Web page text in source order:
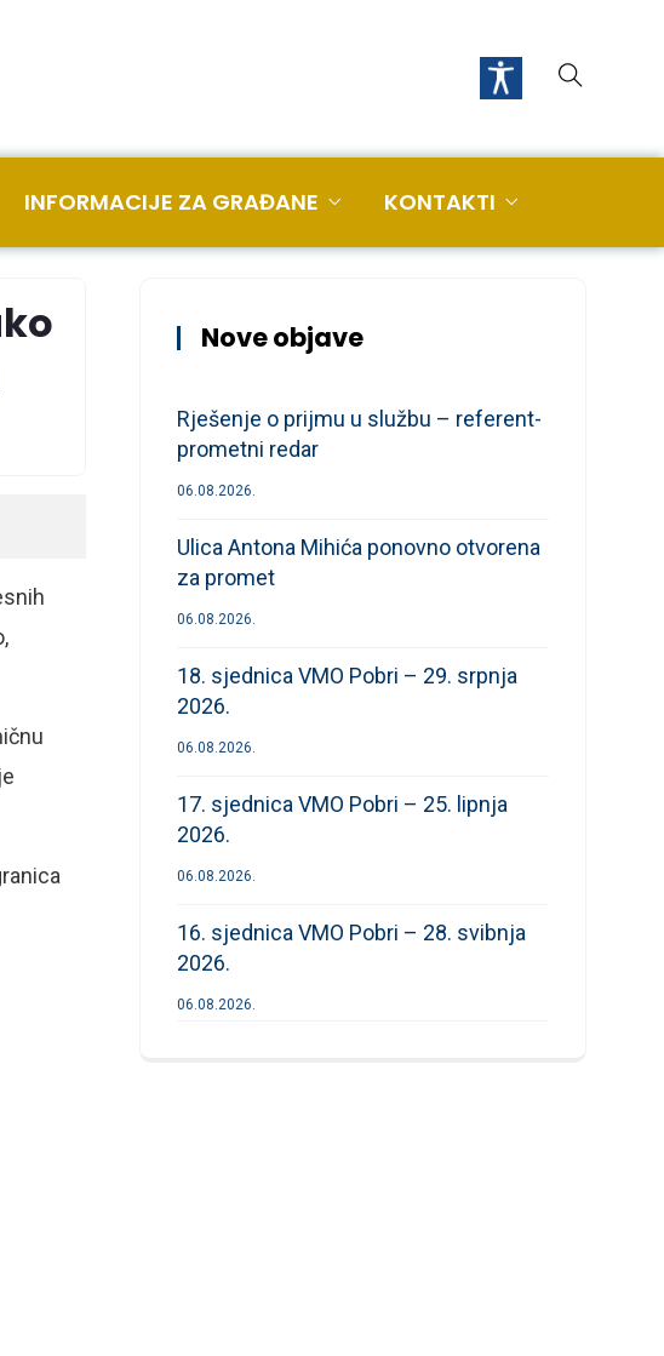
INFORMACIJE ZA GRAĐANE KONTAKTI
Nove objave
Rješenje o prijmu u službu – referent-
prometni redar
06.08.2026.
Ulica Antona Mihića ponovno otvorena
za promet
06.08.2026.
18. sjednica VMO Pobri – 29. srpnja
2026.
06.08.2026.
17. sjednica VMO Pobri – 25. lipnja
2026.
06.08.2026.
16. sjednica VMO Pobri – 28. svibnja
2026.
06.08.2026.